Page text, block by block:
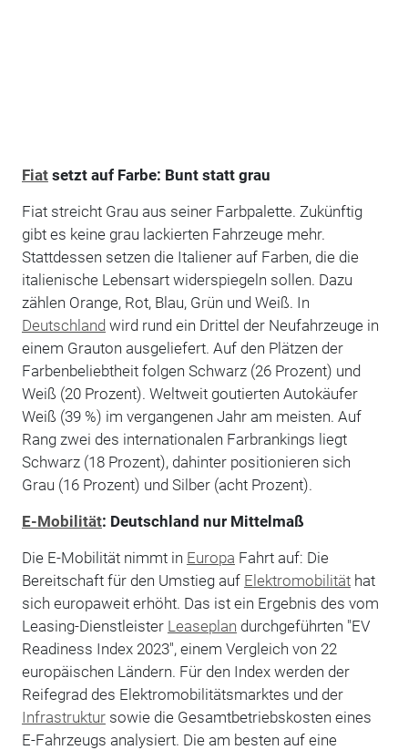
Fiatsetzt auf Farbe: Bunt statt grau
Fiat streicht Grau aus seiner Farbpalette. Zukünftig
gibt es keine grau lackierten Fahrzeuge mehr.
Stattdessen setzen die Italiener auf Farben, die die
italienische Lebensart widerspiegeln sollen. Dazu
zählen Orange, Rot, Blau, Grün und Weiß. In
Deutschland wird rund ein Drittel der Neufahrzeuge in
einem Grauton ausgeliefert. Auf den Plätzen der
Farbenbeliebtheit folgen Schwarz (26 Prozent) und
Weiß (20 Prozent). Weltweit goutierten Autokäufer
Weiß (39 %) im vergangenen Jahr am meisten. Auf
Rang zwei des internationalen Farbrankings liegt
Schwarz (18 Prozent), dahinter positionieren sich
Grau (16 Prozent) und Silber (acht Prozent).
E-Mobilität: Deutschland nur Mittelmaß
Die E-Mobilität nimmt in Europa Fahrt auf: Die
Bereitschaft für den Umstieg auf Elektromobilitäthat
sich europaweit erhöht. Das ist ein Ergebnis des vom
Leasing-Dienstleister Leaseplan durchgeführten "EV
Readiness Index 2023", einem Vergleich von 22
europäischen Ländern. Für den Index werden der
Reifegrad des Elektromobilitätsmarktes und der
Infrastruktursowie die Gesamtbetriebskosten eines
E-Fahrzeugs analysiert. Die am besten auf eine